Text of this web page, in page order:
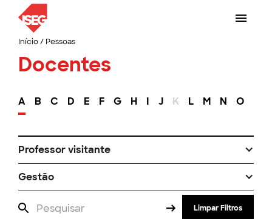
Início/ Pessoas
Docentes
A B C D E F G H I J K L M N O
Professor visitante
Gestão
Limpar Filtros